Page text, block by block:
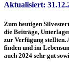
Aktualisiert:
Zum heutigen
die Beiträge,
zur Verfügung stellten.
finden und im
auch 2024 sehr gut